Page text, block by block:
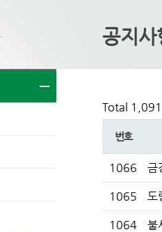
공지사
Total 1,091
번호
1066 금
1065 도
1064 불